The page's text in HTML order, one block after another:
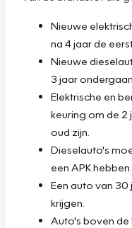
Nieuwe
na 4 jaar de
Nieuwe
3 jaar ondergaan.
Elektrische en
keuring om de 2
oud zijn.
Dieselauto's
een APK hebben.
Een auto van 30
krijgen.
Auto's boven de